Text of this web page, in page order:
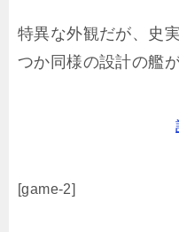
特異な外観だが、史
つか同様の設計の艦
[game-2]